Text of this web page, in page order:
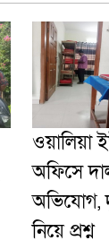
ওয়ালিয়া
অফিসে
অভিযোগ,
নিয়ে প্রশ্ন